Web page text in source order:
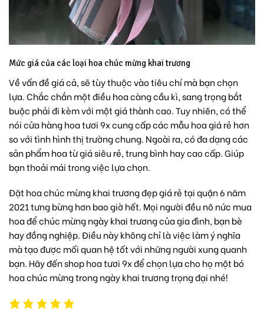
Mức giá của các loại hoa chúc mừng khai trương
Về vấn đề giá cả, sẽ tùy thuộc vào tiêu chí mà bạn chọn
lựa. Chắc chắn một điều hoa càng cầu kì, sang trọng bắt
buộc phải đi kèm với một giá thành cao. Tuy nhiên, có thể
nói cửa hàng hoa tươi 9x cung cấp các mẫu hoa giá rẻ hơn
so với tình hình thị trường chung. Ngoài ra, có đa dạng các
sản phẩm hoa từ giá siêu rẻ, trung bình hay cao cấp. Giúp
bạn thoải mái trong việc lựa chọn.
Đặt hoa chúc mừng khai trương đẹp giá rẻ tại quận 6 năm
2021 tưng bừng hơn bao giờ hết. Mọi người đều nô nức mua
hoa để chúc mừng ngày khai trương của gia đình, bạn bè
hay đồng nghiệp. Điều này không chỉ là việc làm ý nghĩa
mà tạo được mối quan hệ tốt với những người xung quanh
bạn. Hãy đếnshop hoa tươi 9xđể chọn lựa cho họ một bó
hoa chúc mừng trong ngày khai trương trọng đại nhé!